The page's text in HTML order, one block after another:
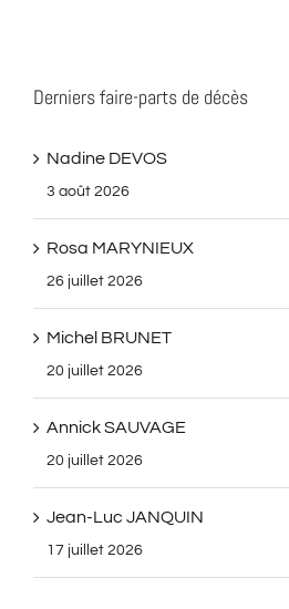
Derniers faire-parts de décès
Nadine DEVOS
3 août 2026
Rosa MARYNIEUX
26 juillet 2026
Michel BRUNET
20 juillet 2026
Annick SAUVAGE
20 juillet 2026
Jean-Luc JANQUIN
17 juillet 2026